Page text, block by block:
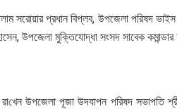
সরোয়ার প্রধান বিপ্লব, উপজেলা পরিষদ
উপজেলা মুক্তিযোদ্ধা সংসদ সাবেক কমান্ডার
উপজেলা পূজা উদযাপন পরিষদ সভাপতি শ্রী